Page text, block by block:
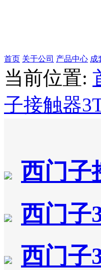
首页 关于公司 产品中心 成
当前位置:
子接触器
西门子
西门子
西门子